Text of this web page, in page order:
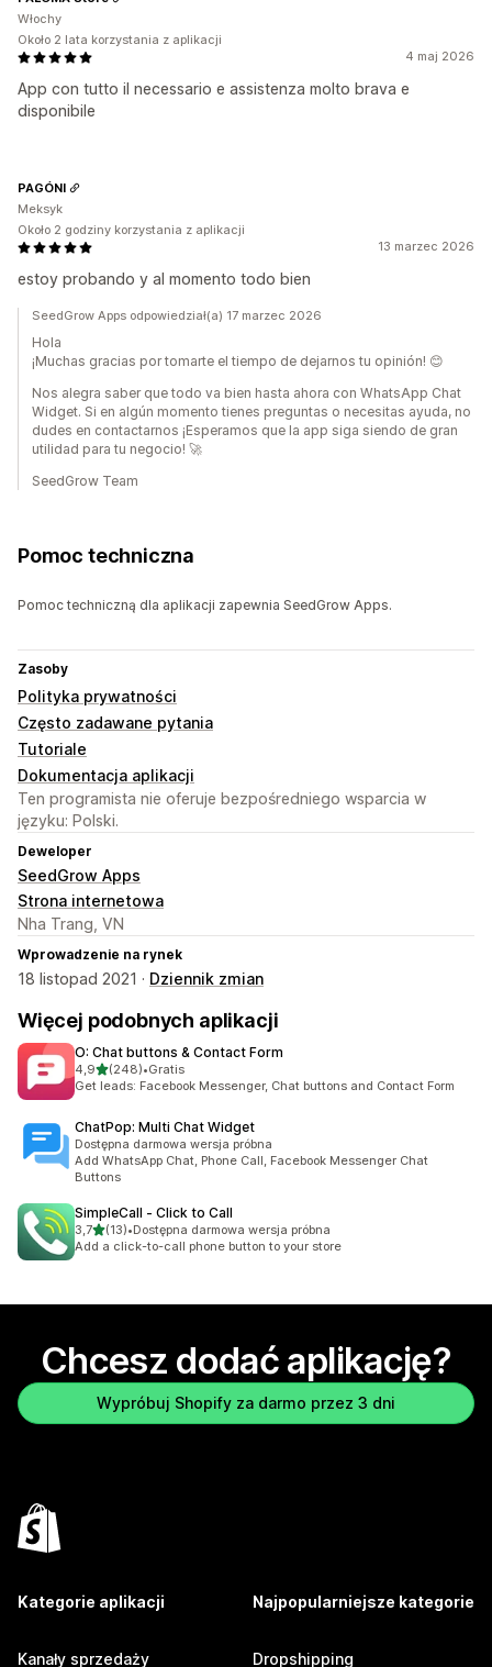
4 maj 2026
App con tutto il necessario e assistenza molto brava e
disponibile
Włochy
Około 2 lata korzystania z aplikacji
13 marzec 2026
estoy probando y al momento todo bien
PAGÓNI
Meksyk
Około 2 godziny korzystania z aplikacji
SeedGrow Apps odpowiedział(a) 17 marzec 2026
Hola
¡Muchas gracias por tomarte el tiempo de dejarnos tu opinión! 😊
Nos alegra saber que todo va bien hasta ahora con WhatsApp Chat
Widget. Si en algún momento tienes preguntas o necesitas ayuda, no
dudes en contactarnos ¡Esperamos que la app siga siendo de gran
utilidad para tu negocio! 🚀
SeedGrow Team
Pomoc techniczna
Pomoc techniczną dla aplikacji zapewnia SeedGrow Apps.
Zasoby
Polityka prywatności
Często zadawane pytania
Tutoriale
Dokumentacja aplikacji
Ten programista nie oferuje bezpośredniego wsparcia w
języku: Polski.
Deweloper
SeedGrow Apps
Strona internetowa
Nha Trang, VN
Wprowadzenie na rynek
18 listopad 2021 · Dziennik zmian
Więcej podobnych aplikacji
O: Chat buttons & Contact Form
4,9na 5 gwiazdek
(248)
Łączna liczba recenzji: 248
•Gratis
Get leads: Facebook Messenger, Chat buttons and Contact Form
ChatPop: Multi Chat Widget
Dostępna darmowa wersja próbna
Add WhatsApp Chat, Phone Call, Facebook Messenger Chat
Buttons
SimpleCall ‑ Click to Call
3,7na 5 gwiazdek
(13)
Łączna liczba recenzji: 13
•Dostępna darmowa wersja próbna
Add a click-to-call phone button to your store
Chcesz dodać aplikację?
Wypróbuj Shopify za darmo przez 3 dni
Kategorie aplikacji
Kanały sprzedaży
Najpopularniejsze kategorie
Dropshipping